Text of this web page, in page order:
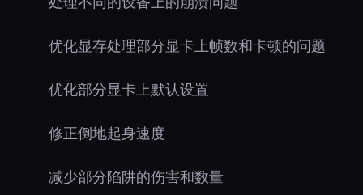
优化显存处理部分显卡上帧数和卡顿的问题
优化部分显卡上默认设置
修正倒地起身速度
减少部分陷阱的伤害和数量